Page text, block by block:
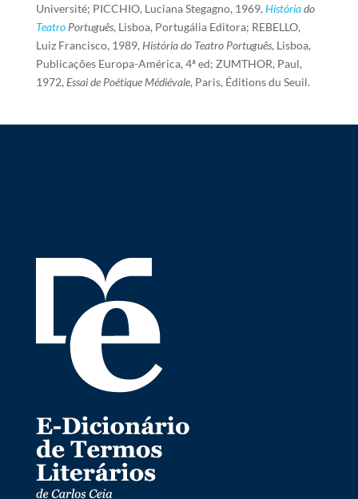
Université; PICCHIO, Luciana Stegagno, 1969, Históriado
TeatroPortuguês, Lisboa, Portugália Editora; REBELLO,
Luiz Francisco, 1989, História do Teatro Português, Lisboa,
Publicações Europa-América, 4ª ed; ZUMTHOR, Paul,
1972, Essai de Poétique Médiévale, Paris, Éditions du Seuil.